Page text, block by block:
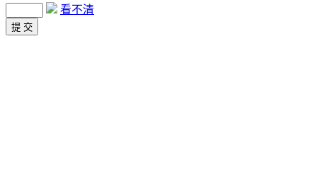
看不清